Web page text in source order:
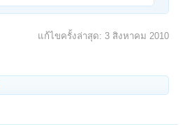
แก้ไขครั้งล่าสุด: 3 สิงหาคม 2010